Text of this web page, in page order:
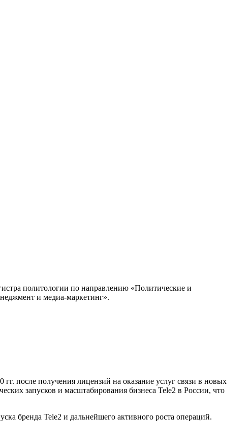
политологии по направлению «Политические и
и медиа-маркетинг».
после получения лицензий на оказание услуг связи в новых
запусков и масштабирования бизнеса Tele2 в России, что
бренда Tele2 и дальнейшего активного роста операций.